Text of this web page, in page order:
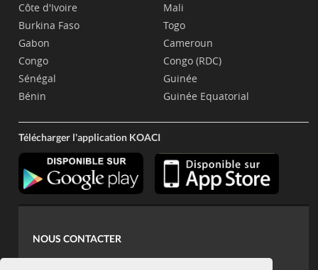
Côte d'Ivoire
Burkina Faso
Gabon
Congo
Sénégal
Bénin
Mali
Togo
Cameroun
Congo (RDC)
Guinée
Guinée Equatorial
Télécharger l'application KOACI
NOUS CONTACTER